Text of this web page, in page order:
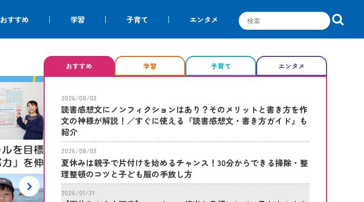
おすすめ 学習 子育て エンタメ
おすすめ 学習 子育て エンタメ
2026/08/03
読書感想文にノンフィクションはあり？そのメリットと書き方を作
文の神様が解説！／すぐに使える『読書感想文・書き方ガイド』も
紹介
2026/08/03
夏休みは親子で片付けを始めるチャンス！30分からできる掃除・整
理整頓のコツと子ども服の手放し方
2026/07/31